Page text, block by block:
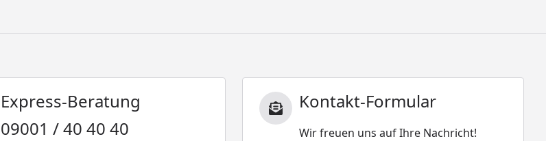
Express-Beratung
09001 / 40 40 40
Kontakt-Formular
Wir freuen uns auf Ihre Nachricht!